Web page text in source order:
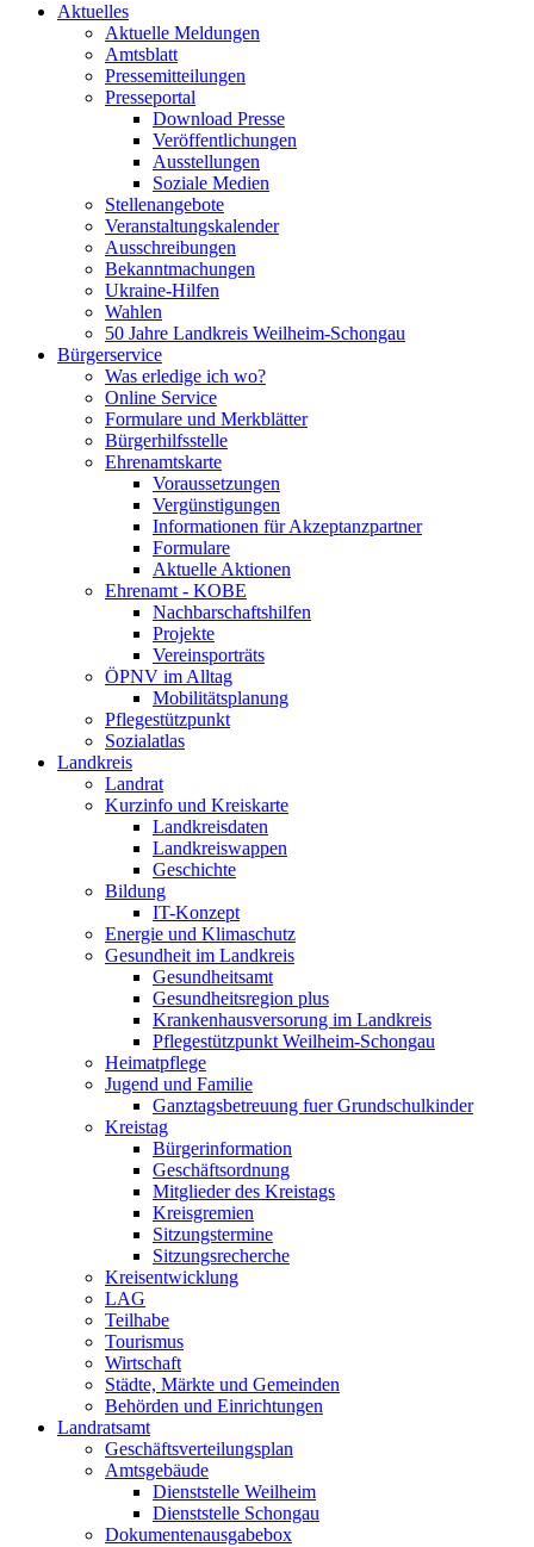
Aktuelles
Aktuelle Meldungen
Amtsblatt
Pressemitteilungen
Presseportal
Download Presse
Veröffentlichungen
Ausstellungen
Soziale Medien
Stellenangebote
Veranstaltungskalender
Ausschreibungen
Bekanntmachungen
Ukraine-Hilfen
Wahlen
50 Jahre Landkreis Weilheim-Schongau
Bürgerservice
Was erledige ich wo?
Online Service
Formulare und Merkblätter
Bürgerhilfsstelle
Ehrenamtskarte
Voraussetzungen
Vergünstigungen
Informationen für Akzeptanzpartner
Formulare
Aktuelle Aktionen
Ehrenamt - KOBE
Nachbarschaftshilfen
Projekte
Vereinsporträts
ÖPNV im Alltag
Mobilitätsplanung
Pflegestützpunkt
Sozialatlas
Landkreis
Landrat
Kurzinfo und Kreiskarte
Landkreisdaten
Landkreiswappen
Geschichte
Bildung
IT-Konzept
Energie und Klimaschutz
Gesundheit im Landkreis
Gesundheitsamt
Gesundheitsregion plus
Krankenhausversorung im Landkreis
Pflegestützpunkt Weilheim-Schongau
Heimatpflege
Jugend und Familie
Ganztagsbetreuung fuer Grundschulkinder
Kreistag
Bürgerinformation
Geschäftsordnung
Mitglieder des Kreistags
Kreisgremien
Sitzungstermine
Sitzungsrecherche
Kreisentwicklung
LAG
Teilhabe
Tourismus
Wirtschaft
Städte, Märkte und Gemeinden
Behörden und Einrichtungen
Landratsamt
Geschäftsverteilungsplan
Amtsgebäude
Dienststelle Weilheim
Dienststelle Schongau
Dokumentenausgabebox